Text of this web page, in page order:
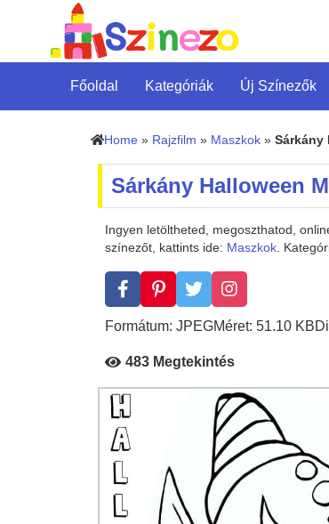
Főoldal Kategóriák Új Színezők
Home » Rajzfilm » Maszkok » Sárkány
Sárkány Halloween
Ingyen letöltheted, megoszthatod,
színezőt, kattints ide: Maszkok.
Formátum: JPEGMéret: 51.10 KB
483 Megtekintés